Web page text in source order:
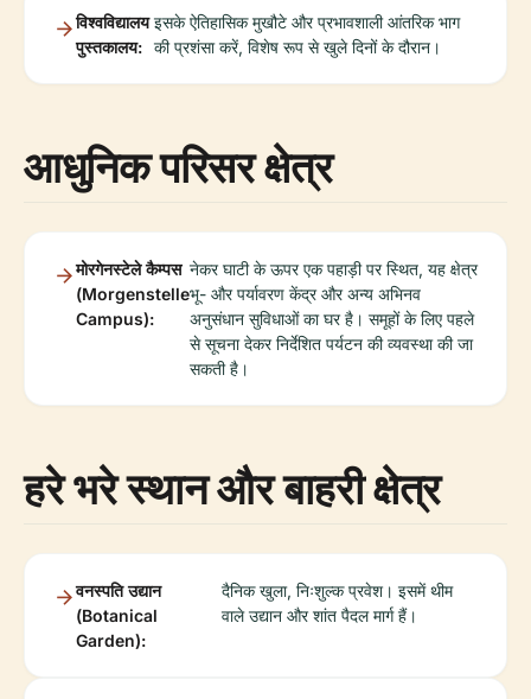
विश्वविद्यालय
पुस्तकालय:
इसके ऐतिहासिक मुखौटे और प्रभावशाली आंतरिक भाग
की प्रशंसा करें, विशेष रूप से खुले दिनों के दौरान।
आधुनिक परिसर क्षेत्र
मोरगेनस्टेले कैम्पस
(Morgenstelle
Campus):
नेकर घाटी के ऊपर एक पहाड़ी पर स्थित, यह क्षेत्र
भू- और पर्यावरण केंद्र और अन्य अभिनव
अनुसंधान सुविधाओं का घर है। समूहों के लिए पहले
से सूचना देकर निर्देशित पर्यटन की व्यवस्था की जा
सकती है।
हरे भरे स्थान और बाहरी क्षेत्र
वनस्पति उद्यान
(Botanical
Garden):
दैनिक खुला, निःशुल्क प्रवेश। इसमें थीम
वाले उद्यान और शांत पैदल मार्ग हैं।